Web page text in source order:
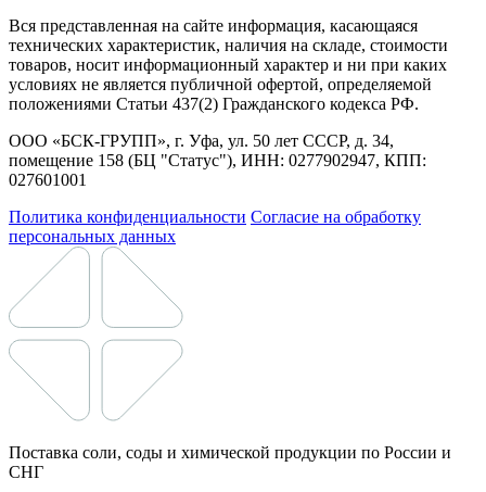
Вся представленная на сайте информация, касающаяся
технических характеристик, наличия на складе, стоимости
товаров, носит информационный характер и ни при каких
условиях не является публичной офертой, определяемой
положениями Статьи 437(2) Гражданского кодекса РФ.
ООО «БСК-ГРУПП», г. Уфа, ул. 50 лет СССР, д. 34,
помещение 158 (БЦ "Статус"), ИНН: 0277902947, КПП:
027601001
Политика конфиденциальности Согласие на обработку
персональных данных
Поставка соли, соды и химической продукции по России и
СНГ